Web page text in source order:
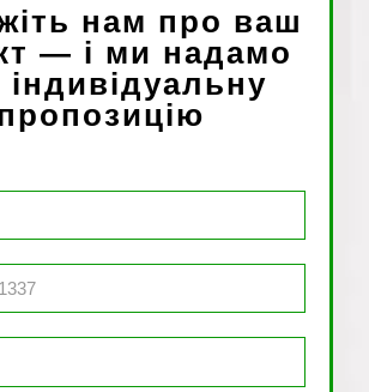
нам про ваш
— і ми надамо